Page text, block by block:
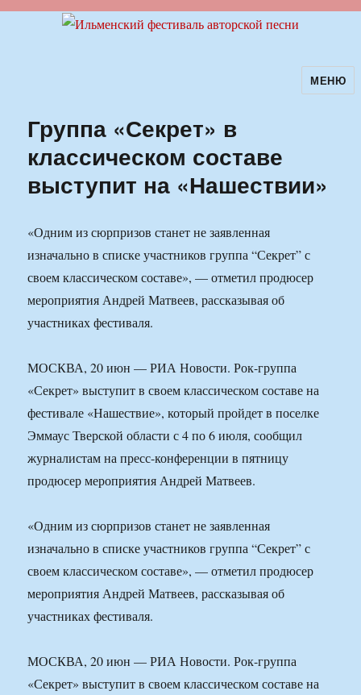
Ильменский фестиваль авторскойМЕНЮ
Группа «Секрет» в
классическом составе
выступит на «Нашествии»
«Одним из сюрпризов станет не заявленная
изначально в списке участников группа “Секрет” с
своем классическом составе», — отметил продюсер
мероприятия Андрей Матвеев, рассказывая об
участниках фестиваля.
МОСКВА, 20 июн — РИА Новости. Рок-группа
«Секрет» выступит в своем классическом составе на
фестивале «Нашествие», который пройдет в поселке
Эммаус Тверской области с 4 по 6 июля, сообщил
журналистам на пресс-конференции в пятницу
продюсер мероприятия Андрей Матвеев.
«Одним из сюрпризов станет не заявленная
изначально в списке участников группа “Секрет” с
своем классическом составе», — отметил продюсер
мероприятия Андрей Матвеев, рассказывая об
участниках фестиваля.
МОСКВА, 20 июн — РИА Новости. Рок-группа
«Секрет» выступит в своем классическом составе на